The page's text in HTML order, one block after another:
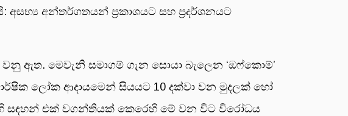
අසභ්‍ය අන්තර්ගතයන් ප්‍රකාශයට සහ ප්‍රදර්ශනයට
ඇත. මෙවැනි සමාගම් ගැන සොයා බැලෙන ‘ඔෆ්කොම්’
ලෝක ආදායමෙන් සියයට 10 දක්වා වන මුදලක් හෝ
සඳහන් එක් වගන්තියක් කෙරෙහි මේ වන විට විරෝධය